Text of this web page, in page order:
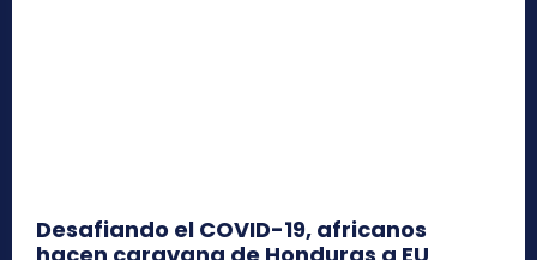
Desafiando el COVID-19, africanos